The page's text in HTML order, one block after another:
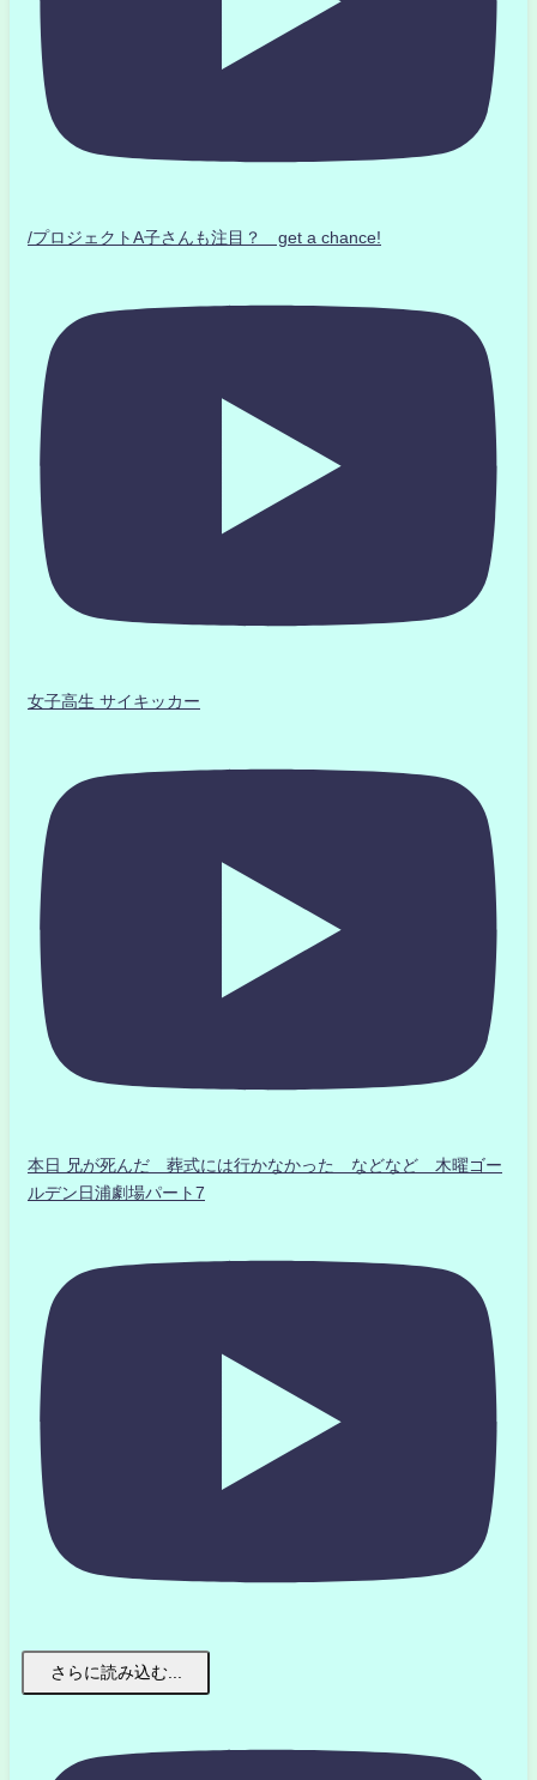
/プロジェクトA子さんも注目？ get a chance!
女子高生 サイキッカー
本日 兄が死んだ 葬式には行かなかった などなど 木曜ゴー
ルデン日浦劇場パート7
さらに読み込む...